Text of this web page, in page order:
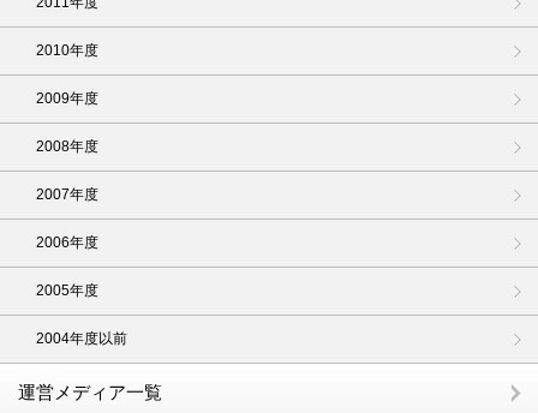
2010年度
2009年度
2008年度
2007年度
2006年度
2005年度
2004年度以前
運営メディア一覧